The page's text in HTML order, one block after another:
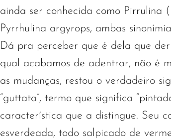
ainda ser conhecida como Pirrulina
Pyrrhulina argyrops, ambas
Dá pra perceber que é dela que
qual acabamos de adentrar, não é
as mudanças, restou o verdadeiro
“guttata”, termo que significa
característica que a distingue. Seu
esverdeada, todo salpicado de